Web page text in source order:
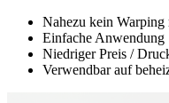
Nahezu kein Warping
Einfache Anwendung
Niedriger Preis /
Verwendbar auf